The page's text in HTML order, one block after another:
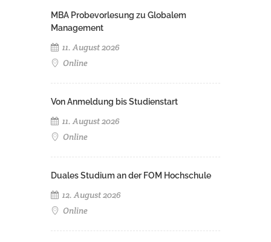
MBA Probevorlesung zu Globalem
Management
11. August 2026
Online
Von Anmeldung bis Studienstart
11. August 2026
Online
Duales Studium an der FOM Hochschule
12. August 2026
Online